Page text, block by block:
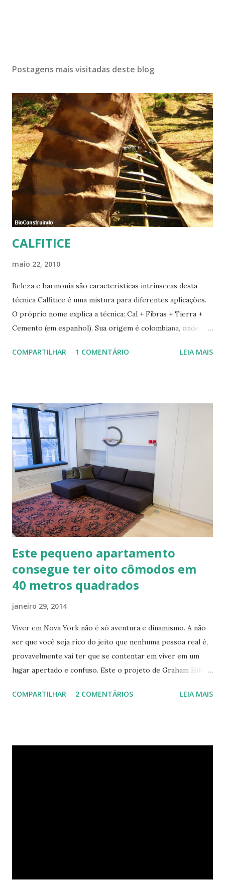
Postagens mais visitadas deste blog
CALFITICE
maio 22, 2010
Beleza e harmonia são características intrínsecas desta
técnica Calfitice é uma mistura para diferentes aplicações.
O próprio nome explica a técnica: Cal + Fibras + Tierra +
Cemento (em espanhol). Sua origem é colombiana, onde foi
especialista em Geobiologia. Diferente das misturas de
diferentes traços permite vários usos: revestimentos de
paredes (convencionais, de madeira ou de terra), relevos
artísticos, coberturas e também como estruturas. Fonte:
http://www.ecocentro.org/ Telhado em Calfitice Externo
Telhado em Calfitice Externo
COMPARTILHAR 1 COMENTÁRIO LEIA MAIS
Este pequeno apartamento
consegue ter oito cômodos em
40 metros quadrados
janeiro 29, 2014
Viver em Nova York não é só aventura e dinamismo. A não
ser que você seja rico do jeito que nenhuma pessoa real é,
provavelmente vai ter que se contentar em viver em um
lugar apertado e confuso. Este o projeto de Graham Hill,
o apartamento ideal de Nova York – um com pouco espaço,
COMPARTILHAR 2 COMENTÁRIOS LEIA MAIS